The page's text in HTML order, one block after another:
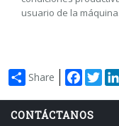
usuario de la máquina.
Share
CONTÁCTANOS